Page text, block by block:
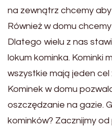
na zewnątrz chcemy aby
Również w domu
Dlatego wielu z nas
lokum kominka. Kominki
wszystkie mają jeden
Kominek w domu
oszczędzanie na gazie.
kominków? Zacznijmy